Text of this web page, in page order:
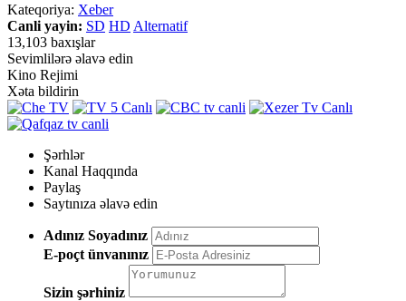
Kateqoriya: Xeber
Canli yayin: SD HD Alternatif
13,103 baxışlar
Sevimlilərə əlavə edin
Kino Rejimi
Xəta bildirin
Şərhlər
Kanal Haqqında
Paylaş
Saytınıza əlavə edin
Adınız Soyadınız
E-poçt ünvanınız
Sizin şərhiniz